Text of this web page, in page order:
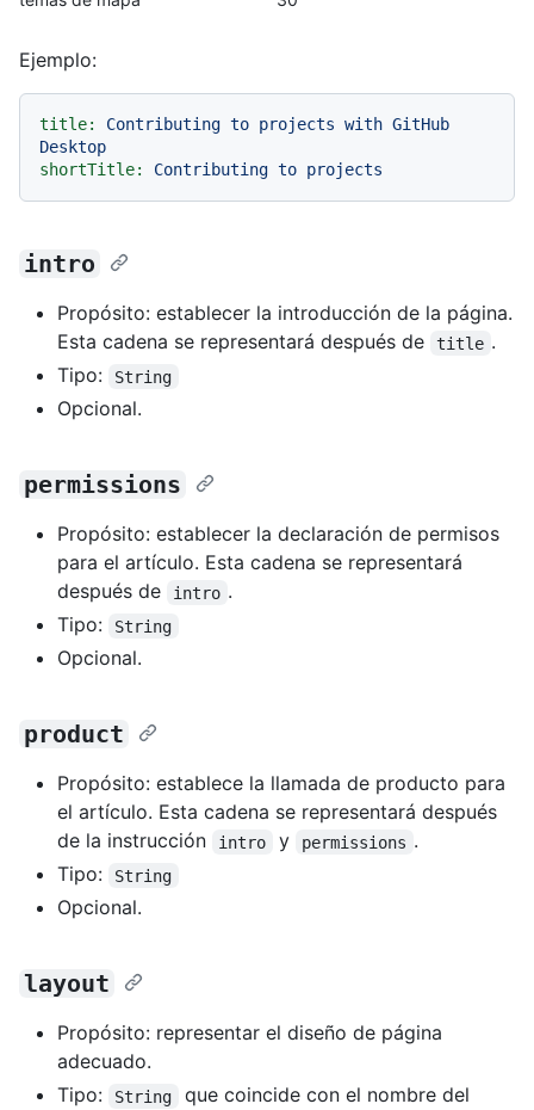
Ejemplo:
title: Contributing to projects with GitHub
Desktop
shortTitle:
Contributing to projects
intro
Propósito: establecer la introducción de la página.
Esta cadena se representará después de
title .
Tipo:
String
Opcional.
permissions
Propósito: establecer la declaración de permisos
para el artículo. Esta cadena se representará
después de
intro .
Tipo:
String
Opcional.
product
Propósito: establece la llamada de producto para
el artículo. Esta cadena se representará después
de la instrucción
intro y permissions .
Tipo:
String
Opcional.
layout
Propósito: representar el diseño de página
adecuado.
Tipo:
String
que coincide con el nombre del